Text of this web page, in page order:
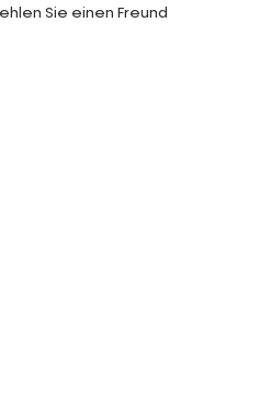
Sie einen Freund